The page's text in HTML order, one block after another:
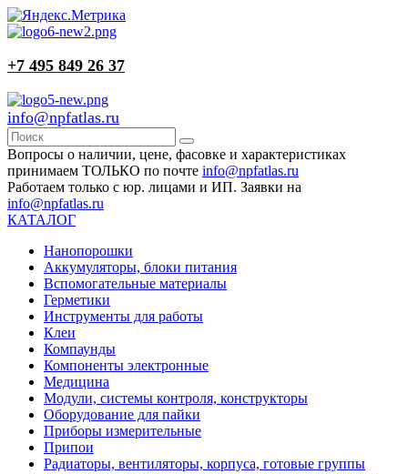
+7 495 849 26 37
info@npfatlas.ru
Вопросы о наличии, цене, фасовке и характеристиках
принимаем ТОЛЬКО по почте info@npfatlas.ru
Работаем только с юр. лицами и ИП. Заявки на
info@npfatlas.ru
КАТАЛОГ
Нанопорошки
Аккумуляторы, блоки питания
Вспомогательные материалы
Герметики
Инструменты для работы
Клеи
Компаунды
Компоненты электронные
Медицина
Модули, системы контроля, конструкторы
Оборудование для пайки
Приборы измерительные
Припои
Радиаторы, вентиляторы, корпуса, готовые группы